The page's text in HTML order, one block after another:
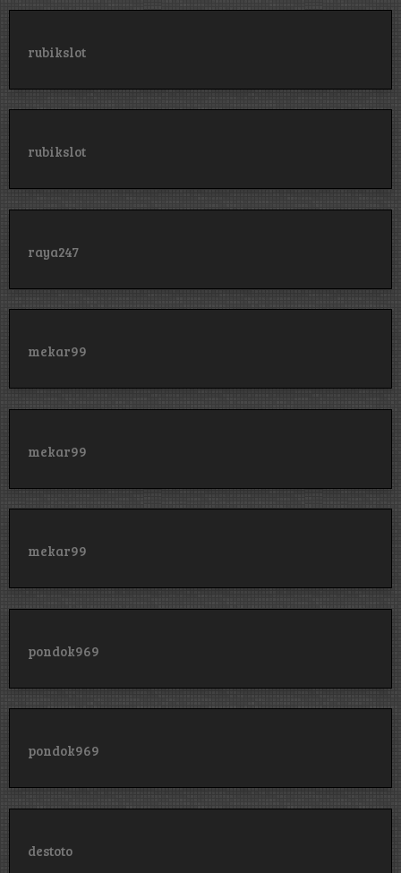
rubikslot
rubikslot
raya247
mekar99
mekar99
mekar99
pondok969
pondok969
destoto